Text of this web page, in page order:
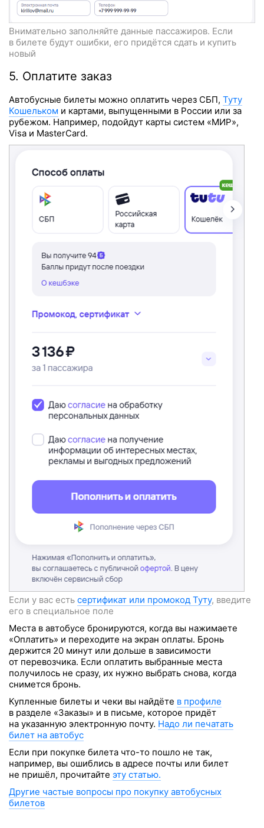
Внимательно заполняйте данные пассажиров. Если
в билете будут ошибки, его придётся сдать и купить
новый
5. Оплатите заказ
Автобусные билеты можно оплатить через СБП, Туту
Кошельком и картами, выпущенными в России или за
рубежом. Например, подойдут карты систем «МИР»,
Visa и MasterCard.
Если у вас есть сертификат или промокод Туту, введите
его в специальное поле
Места в автобусе бронируются, когда вы нажимаете
«Оплатить» и переходите на экран оплаты. Бронь
держится 20 минут или дольше в зависимости
от перевозчика. Если оплатить выбранные места
получилось не сразу, их нужно выбрать снова, когда
снимется бронь.
Купленные билеты и чеки вы найдёте в профиле
в разделе «Заказы» и в письме, которое придёт
на указанную электронную почту. Надо ли печатать
билет на автобус
Если при покупке билета что-то пошло не так,
например, вы ошиблись в адресе почты или билет
не пришёл, прочитайте эту статью.
Другие частые вопросы про покупку автобусных
билетов